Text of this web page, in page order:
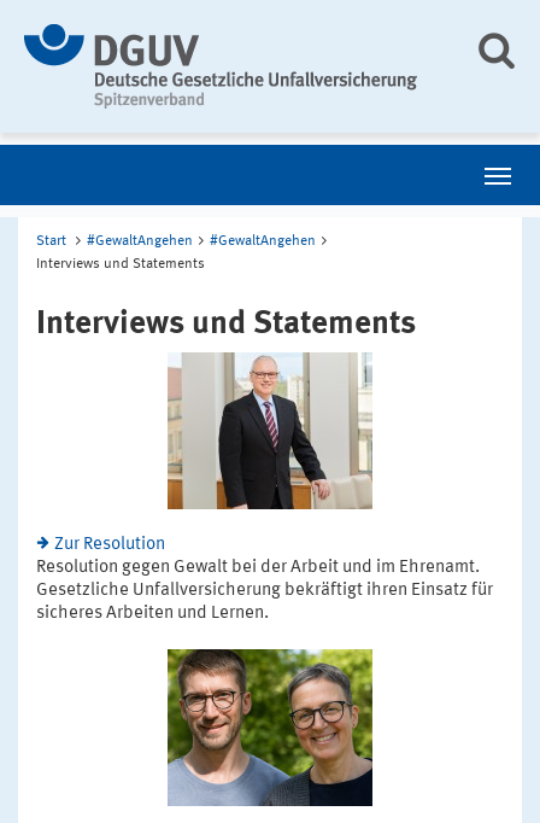
Start #GewaltAngehen
#GewaltAngehen
Interviews und Statements
Interviews und Statements
Zur Resolution
Resolution gegen Gewalt bei der Arbeit und im Ehrenamt.
Gesetzliche Unfallversicherung bekräftigt ihren Einsatz für
sicheres Arbeiten und Lernen.